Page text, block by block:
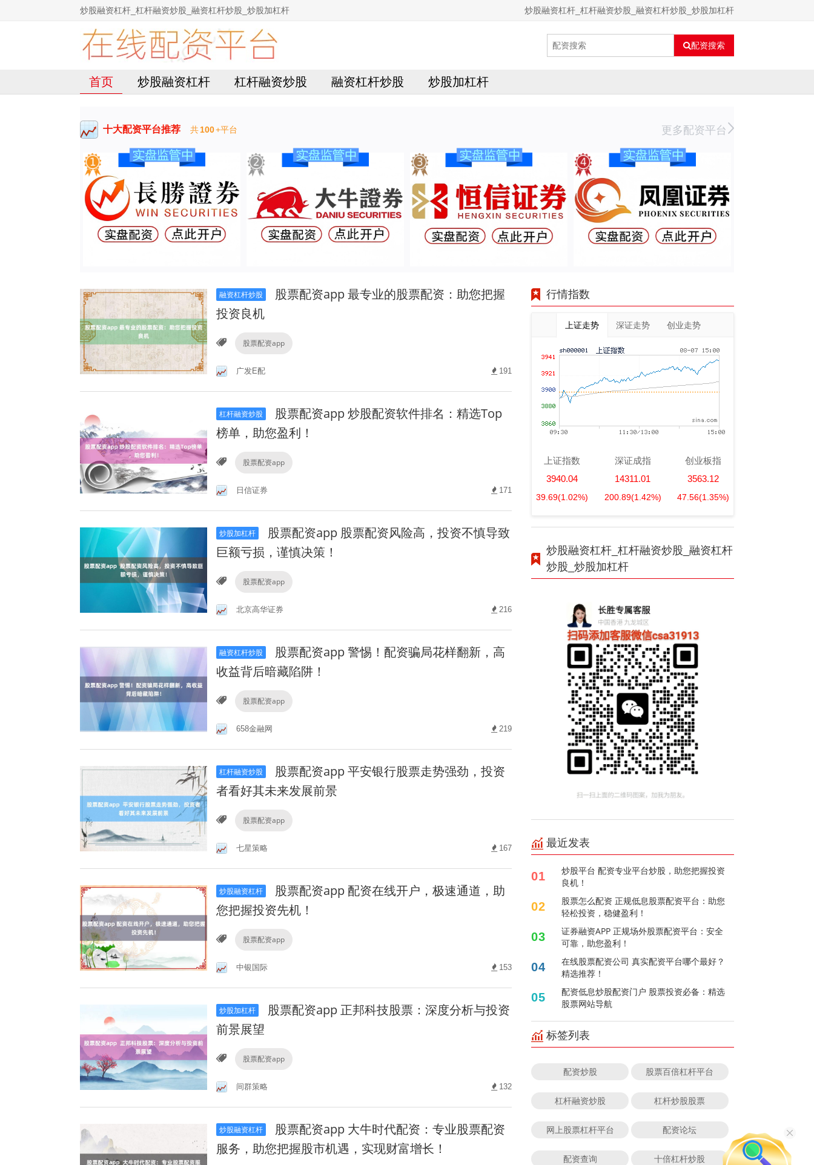
炒股融资杠杆_杠杆融资炒股_融资杠杆炒股_炒股加杠杆 炒股融资杠杆_杠杆融资炒股_融资杠杆炒股_炒股加杠杆
配资搜索
首页 炒股融资杠杆 杠杆融资炒股 融资杠杆炒股 炒股加杠杆
十大配资平台推荐 共100+平台 更多配资平台
融资杠杆炒股
股票配资app 最专业的股票配资：助您把握
投资良机
股票配资app
广发E配 191
杠杆融资炒股
股票配资app 炒股配资软件排名：精选Top
榜单，助您盈利！
股票配资app
日信证券 171
炒股加杠杆
股票配资app 股票配资风险高，投资不慎导致
巨额亏损，谨慎决策！
股票配资app
北京高华证券 216
融资杠杆炒股
股票配资app 警惕！配资骗局花样翻新，高
收益背后暗藏陷阱！
股票配资app
658金融网 219
杠杆融资炒股
股票配资app 平安银行股票走势强劲，投资
者看好其未来发展前景
股票配资app
七星策略 167
炒股融资杠杆
股票配资app 配资在线开户，极速通道，助
您把握投资先机！
股票配资app
中银国际 153
炒股加杠杆
股票配资app 正邦科技股票：深度分析与投资
前景展望
股票配资app
间群策略 132
炒股融资杠杆
股票配资app 大牛时代配资：专业股票配资
服务，助您把握股市机遇，实现财富增长！
行情指数
上证走势 深证走势 创业走势
上证指数
3940.04
39.69(1.02%)
深证成指
14311.01
200.89(1.42%)
创业板指
3563.12
47.56(1.35%)
炒股融资杠杆_杠杆融资炒股_融资杠杆
炒股_炒股加杠杆
最近发表
01
炒股平台 配资专业平台炒股，助您把握投资
良机！
02
股票怎么配资 正规低息股票配资平台：助您
轻松投资，稳健盈利！
03
证券融资APP 正规场外股票配资平台：安全
可靠，助您盈利！
04
在线股票配资公司 真实配资平台哪个最好？
精选推荐！
05
配资低息炒股配资门户 股票投资必备：精选
股票网站导航
标签列表
配资炒股 股票百倍杠杆平台
杠杆融资炒股 杠杆炒股股票
网上股票杠杆平台 配资论坛
配资查询 十倍杠杆炒股